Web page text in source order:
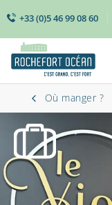
+33 (0)5 46 99 08 60
Où manger ?